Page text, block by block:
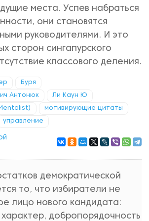
места. Успев набраться
они становятся
руководителями. И это
сторон сингапурского
классового деления.
Буря
Антонюк Ли Каун Ю
мотивирующие цитаты
управление
демократической
то, что избиратели не
лицо нового кандидата:
характер, добропорядочность